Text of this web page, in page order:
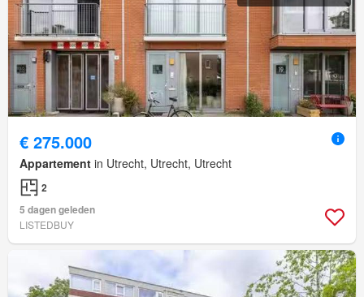
€ 275.000
Appartement in Utrecht, Utrecht, Utrecht
2
5 dagen geleden
LISTEDBUY